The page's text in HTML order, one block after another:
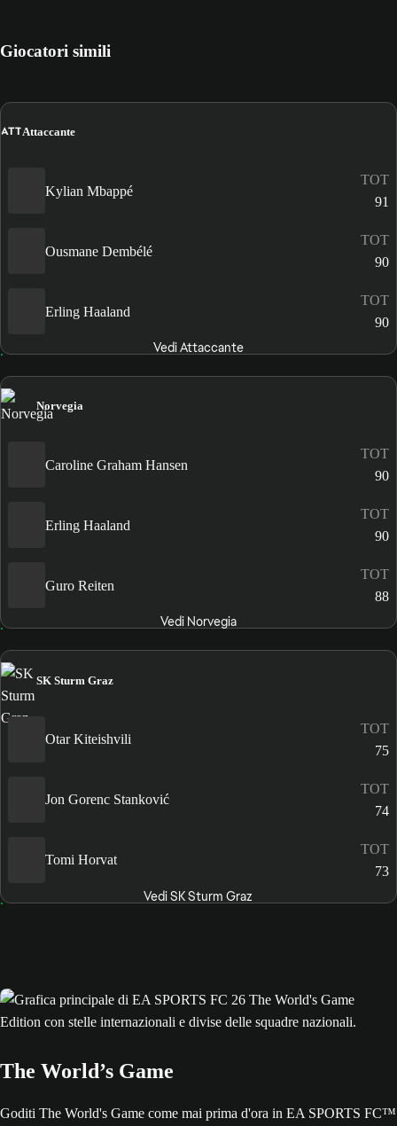
Giocatori simili
ATTAttaccante
Kylian Mbappé
TOT
91
Ousmane Dembélé
TOT
90
Erling Haaland
TOT
90
Vedi Attaccante
Norvegia
Caroline Graham Hansen
TOT
90
Erling Haaland
TOT
90
Guro Reiten
TOT
88
Vedi Norvegia
SK Sturm Graz
Otar Kiteishvili
TOT
75
Jon Gorenc Stanković
TOT
74
Tomi Horvat
TOT
73
Vedi SK Sturm Graz
The World’s Game
Goditi The World's Game come mai prima d'ora in EA SPORTS FC™